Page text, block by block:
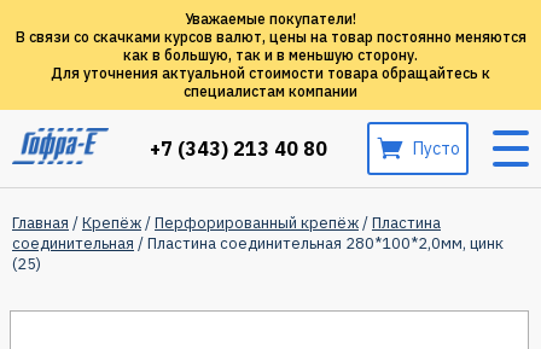
Уважаемые покупатели!
В связи со скачками курсов валют, цены на товар постоянно меняются
как в большую, так и в меньшую сторону.
Для уточнения актуальной стоимости товара обращайтесь к
специалистам компании
+7 (343) 213 40 80 Пусто
Главная /Крепёж/Перфорированный крепёж/Пластина
соединительная / Пластина соединительная 280*100*2,0мм, цинк
(25)